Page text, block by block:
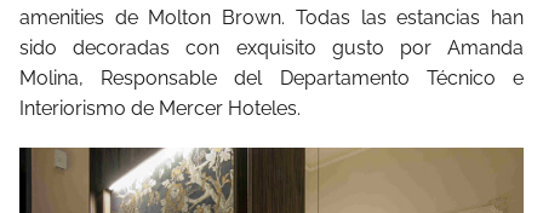
amenities de Molton Brown. Todas las estancias han
sido decoradas con exquisito gusto por Amanda
Molina, Responsable del Departamento Técnico e
Interiorismo de Mercer Hoteles.